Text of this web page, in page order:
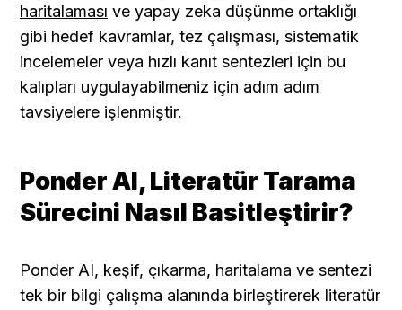
haritalaması ve yapay zeka düşünme ortaklığı
gibi hedef kavramlar, tez çalışması, sistematik
incelemeler veya hızlı kanıt sentezleri için bu
kalıpları uygulayabilmeniz için adım adım
tavsiyelere işlenmiştir.
Ponder AI, Literatür Tarama
Sürecini Nasıl Basitleştirir?
Ponder AI, keşif, çıkarma, haritalama ve sentezi
tek bir bilgi çalışma alanında birleştirerek literatür